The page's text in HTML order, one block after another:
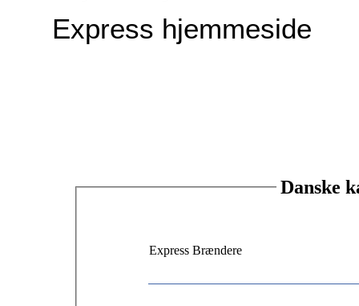
Express hjemmeside
Danske
Express Brændere